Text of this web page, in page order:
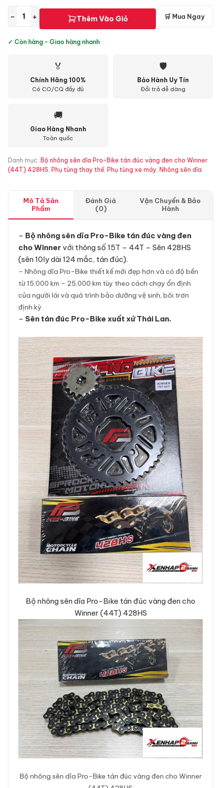
− + Thêm Vào Giỏ 🛒 Mua Ngay
✓ Còn hàng - Giao hàng nhanh
🏅
Chính Hãng 100%
Có CO/CQ đầy đủ
🛡
Bảo Hành Uy Tín
Đổi trả dễ dàng
🚚
Giao Hàng Nhanh
Toàn quốc
Danh mục: Bộ nhông sên dĩa Pro-Bike tán đúc vàng đen cho Winner
(44T) 428HS, Phụ tùng thay thế, Phụ tùng xe máy, Nhông sên dĩa
Mô Tả Sản
Phẩm
Đánh Giá
(0)
Vận Chuyển & Bảo
Hành
– Bộ nhông sên dĩa Pro-Bike tán đúc vàng đen
cho Winner với thông số 15T – 44T – Sên 428HS
(sên 10ly dài 124 mắc, tán đúc).
– Nhông dĩa Pro-Bike thiết kế mới đẹp hơn và có độ bền
từ 15.000 km – 25.000 km tùy theo cách chạy ổn định
của người lái và quá trình bảo dưỡng vệ sinh, bôi trơn
định kỳ.
– Sên tán đúc Pro-Bike xuất xứ Thái Lan.
Bộ nhông sên dĩa Pro-Bike tán đúc vàng đen cho
Winner (44T) 428HS
Bộ nhông sên dĩa Pro-Bike tán đúc vàng đen cho Winner